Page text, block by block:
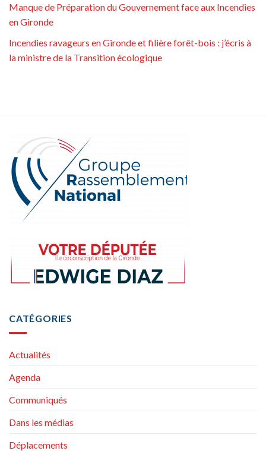
Manque de Préparation du Gouvernement face aux Incendies
en Gironde
Incendies ravageurs en Gironde et filière forêt-bois : j’écris à
la ministre de la Transition écologique
CATÉGORIES
Actualités
Agenda
Communiqués
Dans les médias
Déplacements